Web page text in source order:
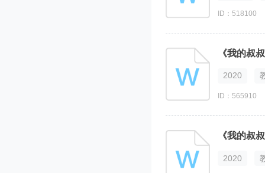
ID：518100
《我的叔
2020
ID：565910
《我的叔
2020